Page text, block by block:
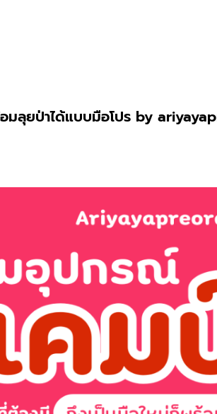
ลุยป่าได้แบบมือโปร by